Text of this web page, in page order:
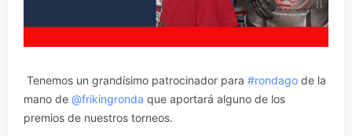
Tenemos un grandísimo patrocinador para #rondago de la
mano de @frikingronda que aportará alguno de los
premios de nuestros torneos.